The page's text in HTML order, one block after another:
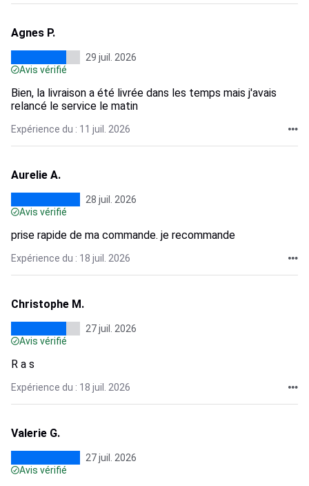
Agnes P.
29 juil. 2026
Avis vérifié
Bien, la livraison a été livrée dans les temps mais j'avais
relancé le service le matin
Expérience du : 11 juil. 2026
Aurelie A.
28 juil. 2026
Avis vérifié
prise rapide de ma commande. je recommande
Expérience du : 18 juil. 2026
Christophe M.
27 juil. 2026
Avis vérifié
R a s
Expérience du : 18 juil. 2026
Valerie G.
27 juil. 2026
Avis vérifié